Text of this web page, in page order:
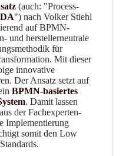
(auch: "Process-
") nach Volker Stiehl
auf BPMN-
und herstellerneutrale
für
Mit dieser
innovative
Der Ansatz setzt auf
BPMN-basiertes
. Damit lassen
der Fachexperten-
Implementierung
somit den Low